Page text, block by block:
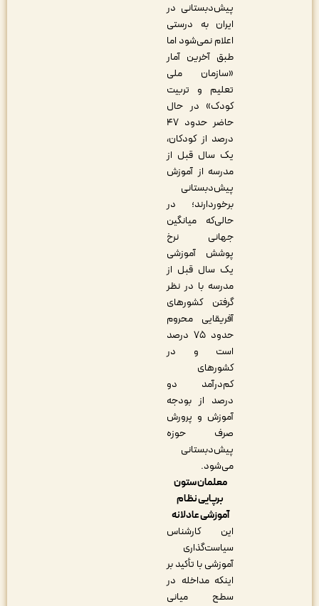
پیش‌دبستانی در
ایران به درستی
اعلام نمی‌شود اما
طبق آخرین آمار
«سازمان ملی
تعلیم و تربیت
کودک» در حال
حاضر حدود ۴۷
درصد از کودکان،
یک سال قبل از
مدرسه از آموزش
پیش‌دبستانی
برخوردارند؛ در
حالی‌که میانگین
جهانی نرخ
پوشش آموزشی
یک سال قبل از
مدرسه با در نظر
گرفتن کشورهای
آفریقایی محروم
حدود ۷۵ درصد
است و در
کشورهای
کم‌درآمد دو
درصد از بودجه
آموزش و پرورش
صرف حوزه
پیش‌دبستانی
می‌شود.
معلمان ستون
برپایی نظام
آموزشی عادلانه
این کارشناس
سیاست‌گذاری
آموزشی با تأکید بر
اینکه مداخله در
سطح میانی